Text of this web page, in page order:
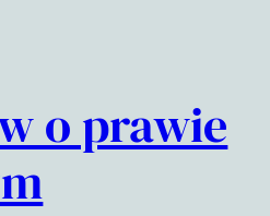
o prawie